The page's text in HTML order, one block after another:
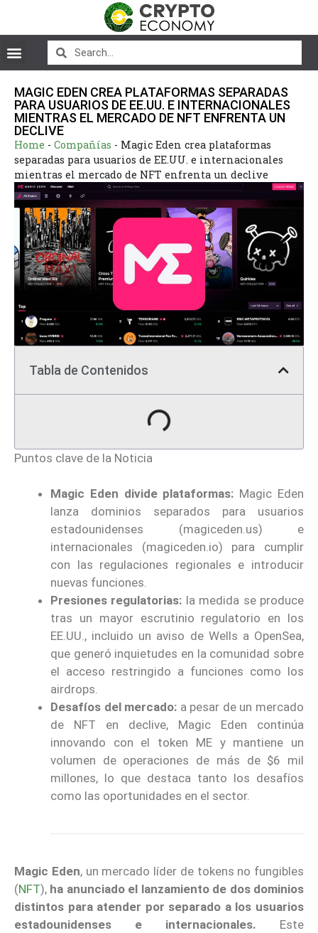
MAGIC EDEN CREA PLATAFORMAS SEPARADAS
PARA USUARIOS DE EE.UU. E INTERNACIONALES
MIENTRAS EL MERCADO DE NFT ENFRENTA UN
DECLIVE
Home - Compañías - Magic Eden crea plataformas
separadas para usuarios de EE.UU. e internacionales
mientras el mercado de NFT enfrenta un declive
Tabla de Contenidos
Puntos clave de la Noticia
Magic Eden divide plataformas: Magic Eden
lanza dominios separados para usuarios
estadounidenses (magiceden.us) e
internacionales (magiceden.io) para cumplir
con las regulaciones regionales e introducir
nuevas funciones.
Presiones regulatorias: la medida se produce
tras un mayor escrutinio regulatorio en los
EE.UU., incluido un aviso de Wells a OpenSea,
que generó inquietudes en la comunidad sobre
el acceso restringido a funciones como los
airdrops.
Desafíos del mercado: a pesar de un mercado
de NFT en declive, Magic Eden continúa
innovando con el token ME y mantiene un
volumen de operaciones de más de $6 mil
millones, lo que destaca tanto los desafíos
como las oportunidades en el sector.
Magic Eden, un mercado líder de tokens no fungibles
(NFT), ha anunciado el lanzamiento de dos dominios
distintos para atender por separado a los usuarios
estadounidenses e internacionales. Este